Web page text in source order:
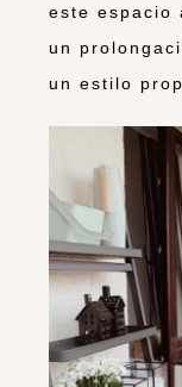
este espacio
un
un estilo